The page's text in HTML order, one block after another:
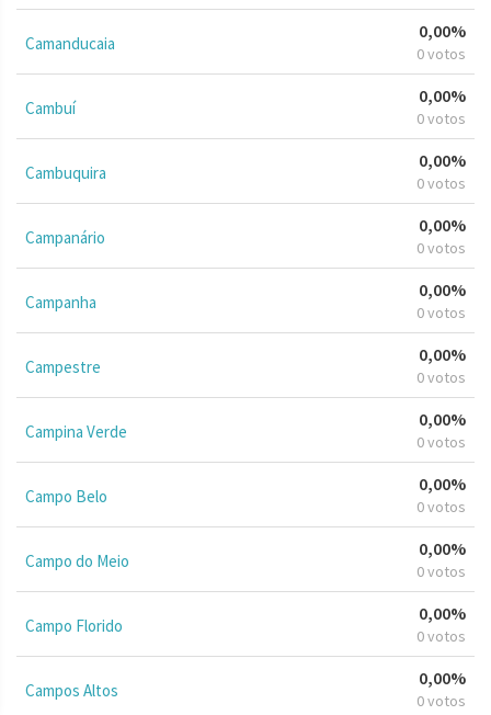
Camanducaia
0,00%
0 votos
Cambuí
0,00%
0 votos
Cambuquira
0,00%
0 votos
Campanário
0,00%
0 votos
Campanha
0,00%
0 votos
Campestre
0,00%
0 votos
Campina Verde
0,00%
0 votos
Campo Belo
0,00%
0 votos
Campo do Meio
0,00%
0 votos
Campo Florido
0,00%
0 votos
Campos Altos
0,00%
0 votos